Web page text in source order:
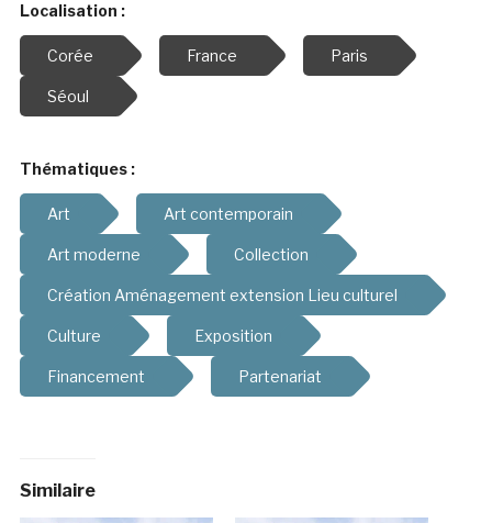
Localisation :
Corée France Paris
Séoul
Thématiques :
Art Art contemporain
Art moderne Collection
Création Aménagement extension Lieu culturel
Culture Exposition
Financement Partenariat
Similaire